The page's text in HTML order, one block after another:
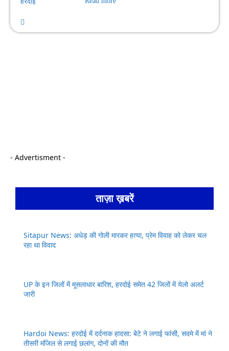
- Advertisment -
ताज़ा ख़बरें
Sitapur News: अधेड़ की गोली मारकर हत्या, प्रेम विवाह को लेकर चल
रहा था विवाद
UP के इन जिलों में मूसलाधार बारिश, हरदोई समेत 42 जिलों में येलो अलर्ट
जारी
Hardoi News: हरदोई में दर्दनाक हादसा: बेटे ने लगाई फांसी, सदमे में मां ने
तीसरी मंजिल से लगाई छलांग, दोनों की मौत